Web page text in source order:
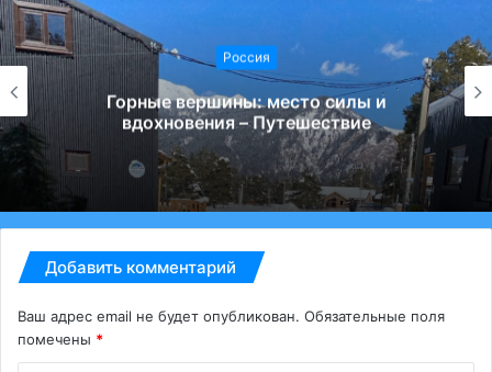
Россия
Горные вершины: место силы и
вдохновения – Путешествие
Добавить комментарий
Ваш адрес email не будет опубликован. Обязательные поля
помечены *